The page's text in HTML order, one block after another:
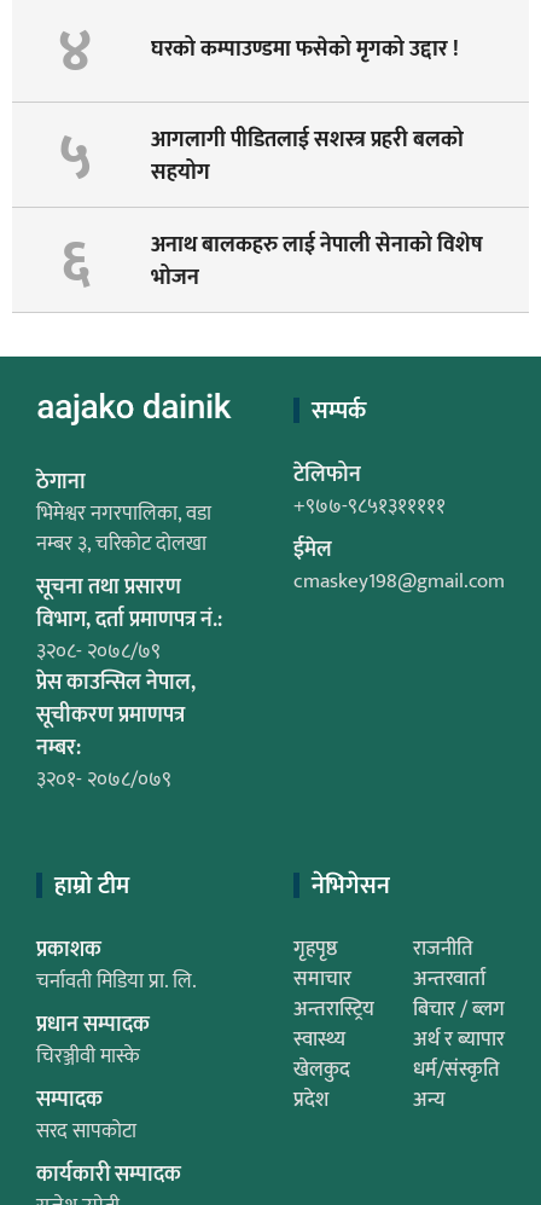
४ घरको कम्पाउण्डमा फसेको मृगको उद्दार !
५
आगलागी पीडितलाई सशस्त्र प्रहरी बलको
सहयोग
६
अनाथ बालकहरु लाई नेपाली सेनाको विशेष
भोजन
ठेगाना
भिमेश्वर नगरपालिका, वडा
नम्बर ३, चरिकोट दोलखा
सूचना तथा प्रसारण
विभाग, दर्ता प्रमाणपत्र नं.:
३२०८- २०७८/७९
प्रेस काउन्सिल नेपाल,
सूचीकरण प्रमाणपत्र
नम्बर:
३२०१- २०७८/०७९
सम्पर्क
टेलिफोन
+९७७-९८५१३१११११
ईमेल
cmaskey198@gmail.com
हाम्रो टीम
प्रकाशक
चर्नावती मिडिया प्रा. लि.
प्रधान सम्पादक
चिरञ्जीवी मास्के
सम्पादक
सरद सापकोटा
कार्यकारी सम्पादक
नेभिगेसन
गृहपृष्ठ
राजनीति
समाचार
अन्तरवार्ता
अन्तरास्ट्रिय
बिचार / ब्लग
स्वास्थ्य
अर्थ र ब्यापार
खेलकुद
धर्म/संस्कृति
प्रदेश
अन्य